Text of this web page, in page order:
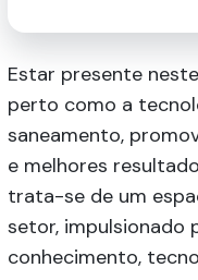
Estar presente
perto como a
saneamento,
e melhores
trata-se de um
setor, impulsionado
conhecimento,